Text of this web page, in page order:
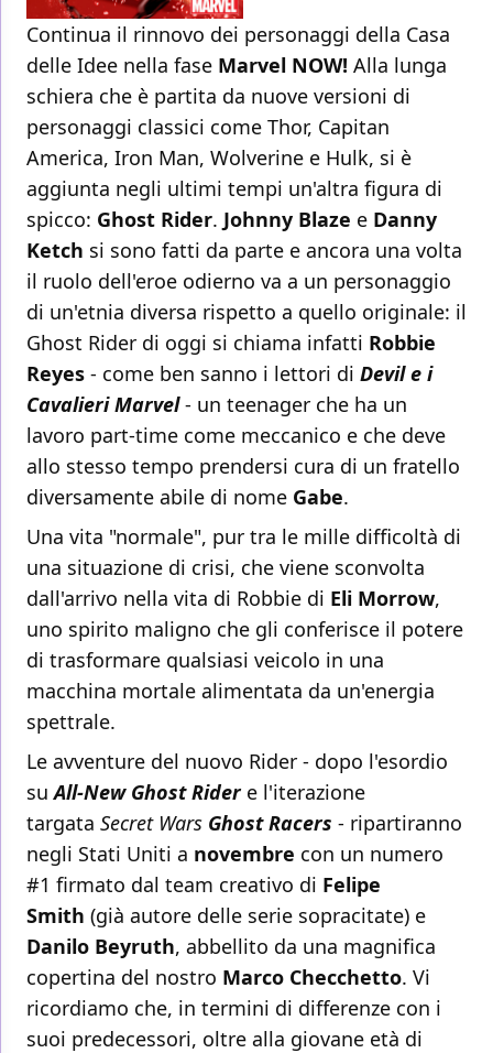
Continua il rinnovo dei personaggi della Casa
delle Idee nella fase Marvel NOW! Alla lunga
schiera che è partita da nuove versioni di
personaggi classici come Thor, Capitan
America, Iron Man, Wolverine e Hulk, si è
aggiunta negli ultimi tempi un'altra figura di
spicco: Ghost Rider. Johnny Blaze e Danny
Ketch si sono fatti da parte e ancora una volta
il ruolo dell'eroe odierno va a un personaggio
di un'etnia diversa rispetto a quello originale: il
Ghost Rider di oggi si chiama infatti Robbie
Reyes - come ben sanno i lettori di Devil e i
Cavalieri Marvel- un teenager che ha un
lavoro part-time come meccanico e che deve
allo stesso tempo prendersi cura di un fratello
diversamente abile di nome Gabe.
Una vita "normale", pur tra le mille difficoltà di
una situazione di crisi, che viene sconvolta
dall'arrivo nella vita di Robbie di Eli Morrow,
uno spirito maligno che gli conferisce il potere
di trasformare qualsiasi veicolo in una
macchina mortale alimentata da un'energia
spettrale.
Le avventure del nuovo Rider - dopo l'esordio
suAll-New Ghost Ridere l'iterazione
targata Secret Wars Ghost Racers - ripartiranno
negli Stati Uniti a novembre con un numero
#1 firmato dal team creativo di Felipe
Smith (già autore delle serie sopracitate) e
Danilo Beyruth, abbellito da una magnifica
copertina del nostro Marco Checchetto. Vi
ricordiamo che, in termini di differenze con i
suoi predecessori, oltre alla giovane età di